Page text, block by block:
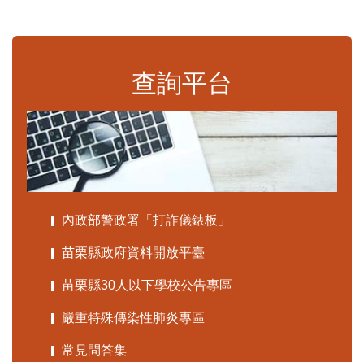
查詢平台
內政部警政署「打詐儀錶板」
苗栗縣政府資料開放平臺
苗栗縣30人以下學校公告專區
嚴重特殊傳染性肺炎專區
常見問答集